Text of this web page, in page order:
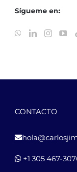
Sígueme en:
CONTACTO
+1 305 467-